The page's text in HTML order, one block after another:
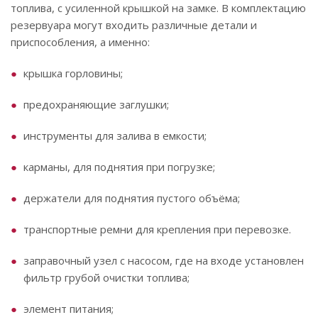
топлива, с усиленной крышкой на замке. В комплектацию
резервуара могут входить различные детали и
приспособления, а именно:
крышка горловины;
предохраняющие заглушки;
инструменты для залива в емкости;
карманы, для поднятия при погрузке;
держатели для поднятия пустого объёма;
транспортные ремни для крепления при перевозке.
заправочный узел с насосом, где на входе установлен
фильтр грубой очистки топлива;
элемент питания;